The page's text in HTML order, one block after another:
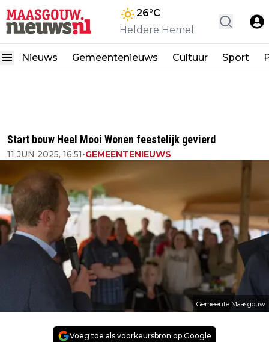
26°C
Heldere Hemel
Nieuws Gemeentenieuws Cultuur Sport
Start bouw Heel Mooi Wonen feestelijk gevierd
11 JUN 2025, 16:51•GEMEENTENIEUWS
Gemeente Maasgouw
Voeg toe als voorkeursbron op Google